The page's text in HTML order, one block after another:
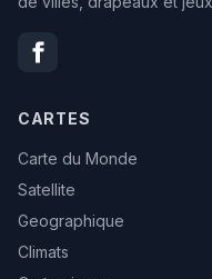
CARTES
Carte du Monde
Satellite
Geographique
Climats